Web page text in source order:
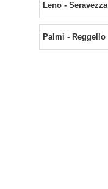
Leno - Seravezza
Palmi - Reggello